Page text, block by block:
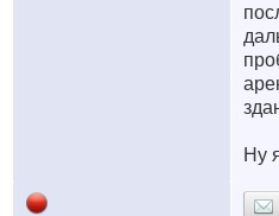
Ну